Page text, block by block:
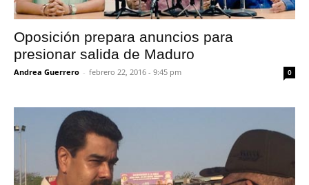
Oposición prepara anuncios para
presionar salida de Maduro
Andrea Guerrero - febrero 22, 2016 - 9:45 pm 0